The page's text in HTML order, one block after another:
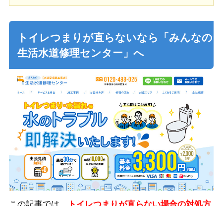
トイレつまりが直らないなら「みんなの
生活水道修理センター」へ
この記事では、 トイレつまりが直らない場合の対処方